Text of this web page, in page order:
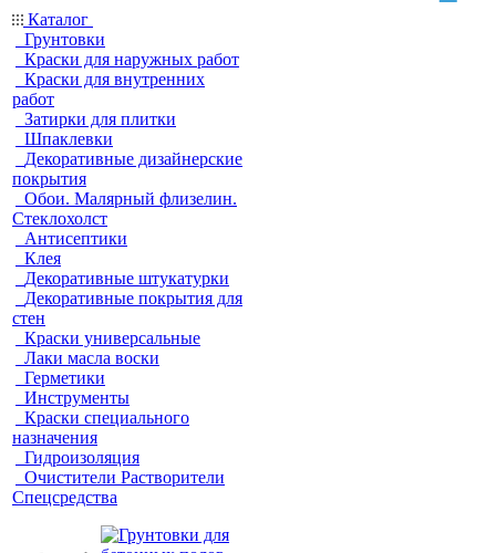
Каталог
Грунтовки
Краски для наружных работ
Краски для внутренних
работ
Затирки для плитки
Шпаклевки
Декоративные дизайнерские
покрытия
Обои. Малярный флизелин.
Стеклохолст
Антисептики
Клея
Декоративные штукатурки
Декоративные покрытия для
стен
Краски универсальные
Лаки масла воски
Герметики
Инструменты
Краски специального
назначения
Гидроизоляция
Очистители Растворители
Спецсредства